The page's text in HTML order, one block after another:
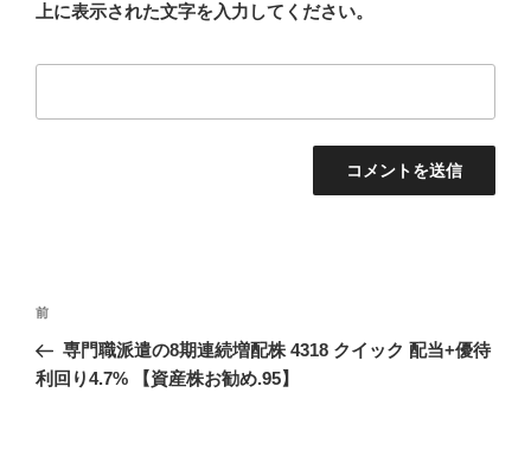
上に表示された文字を入力してください。
投
ナ
前
の
投
前
専門職派遣の8期連続増配株 4318 クイック 配当+優待
利回り4.7% 【資産株お勧め.95】